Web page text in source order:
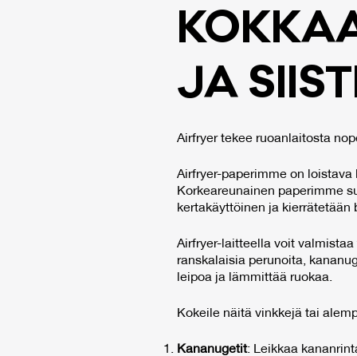
JA
Airfryer tekee ruoanlaitosta
Airfryer-paperimme on
Korkeareunainen paperimme
kertakäyttöinen ja kierrätetään
Airfryer-laitteella voit
ranskalaisia perunoita,
leipoa ja lämmittää ruokaa.
Kokeile näitä vinkkejä tai
Kananugetit: Leikkaa